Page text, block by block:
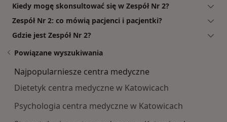
Kiedy mogę skonsultować się w Zespół Nr 2?
Zespół Nr 2: co mówią pacjenci i pacjentki?
Gdzie jest Zespół Nr 2?
Powiązane wyszukiwania
Najpopularniesze centra medyczne
Dietetyk centra medyczne w Katowicach
Psychologia centra medyczne w Katowicach